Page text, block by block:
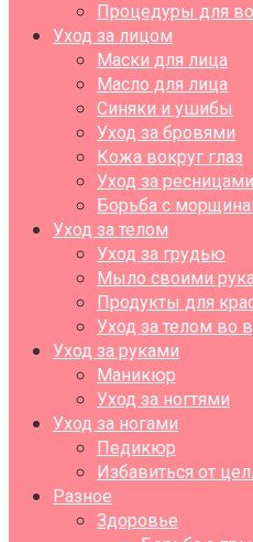
Процедуры для
Уход за лицом
Маски для лица
Масло для лица
Синяки и ушибы
Уход за бровями
Кожа вокруг глаз
Уход за ресницами
Борьба с
Уход за телом
Уход за грудью
Мыло своими
Продукты для
Уход за телом во
Уход за руками
Маникюр
Уход за ногтями
Уход за ногами
Педикюр
Избавиться от
Разное
Здоровье